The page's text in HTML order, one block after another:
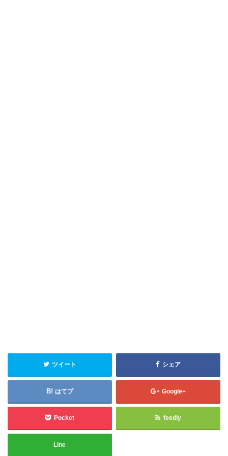
ツイート シェア
はてブ Google+
Pocket feedly
Line